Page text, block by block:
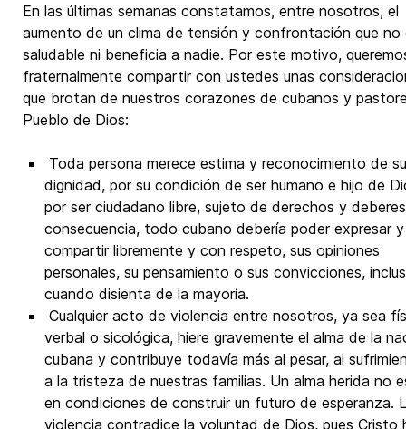
En las últimas semanas constatamos, entre nosotros, el
aumento de un clima de tensión y confrontación que no
saludable ni beneficia a nadie. Por este motivo,
fraternalmente compartir con ustedes unas
que brotan de nuestros corazones de cubanos y
Pueblo de Dios:
Toda persona merece estima y reconocimiento de su
dignidad, por su condición de ser humano e hijo de
por ser ciudadano libre, sujeto de derechos y
consecuencia, todo cubano debería poder expresar y
compartir libremente y con respeto, sus opiniones
personales, su pensamiento o sus convicciones,
cuando disienta de la mayoría.
Cualquier acto de violencia entre nosotros, ya sea
verbal o sicológica, hiere gravemente el alma de la
cubana y contribuye todavía más al pesar, al
a la tristeza de nuestras familias. Un alma herida no
en condiciones de construir un futuro de esperanza.
violencia contradice la voluntad de Dios, pues Cristo